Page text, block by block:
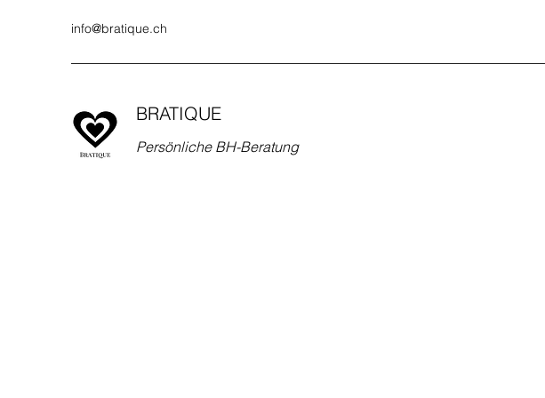
info@bratique.ch
BRATIQUE
Persönliche BH-Beratung